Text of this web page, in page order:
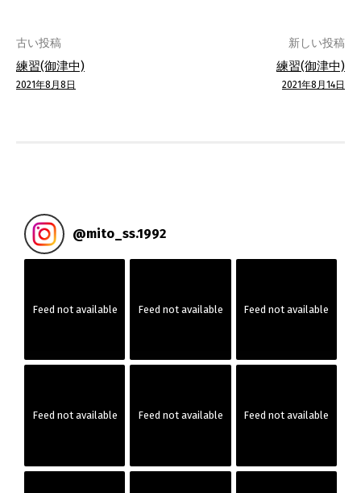
投
稿
ー
シ
ョ
古い投稿
練習(御津中)
2021年8月8日
新しい投稿
練習(御津中)
2021年8月14日
@mito_ss.1992
Feed not available Feed not available Feed not available
Feed not available Feed not available Feed not available